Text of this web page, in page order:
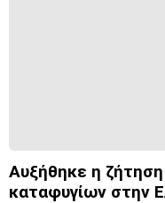
Αυξήθηκε η
καταφυγίων στην